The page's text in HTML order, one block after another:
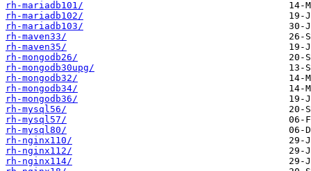
rh-mariadb101/
rh-mariadb102/
rh-mariadb103/
rh-maven33/
rh-maven35/
rh-mongodb26/
rh-mongodb30upg/
rh-mongodb32/
rh-mongodb34/
rh-mongodb36/
rh-mysql56/
rh-mysql57/
rh-mysql80/
rh-nginx110/
rh-nginx112/
rh-nginx114/